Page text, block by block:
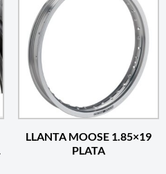
LLANTA MOOSE 1.85×19
PLATA